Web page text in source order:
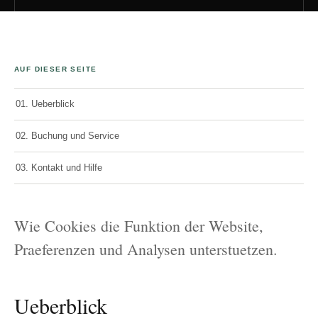
AUF DIESER SEITE
01. Ueberblick
02. Buchung und Service
03. Kontakt und Hilfe
Wie Cookies die Funktion der Website,
Praeferenzen und Analysen unterstuetzen.
Ueberblick